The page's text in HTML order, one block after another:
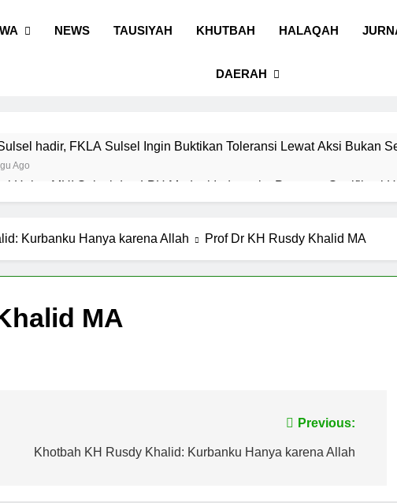
Sulawesi Selatan
NEWS TAUSIYAH KHUTBAH HALAQAH
DAERAH
hadir, FKLA Sulsel Ingin Buktikan Toleransi Lewat Aksi Bukan
Ago
Hebat MUI Sulsel dan LPH Madani Indonesia: Percepat Sertifikasi
Dakwah Digital, Gubernur Sulsel Beri Motor untuk Tim Media
hingga Pangan Modern, MUI Sulsel: Penetapan Halal Butuh
dan LPH Madani Indonesia Tetapkan Empat Pelaku Usaha Halal
Ago
MUI Sulsel dan LPH Unhas Perkuat Jaminan Produk Halal,
Halal Belum Ada, Bolehkah Dibeli? MUI Sulsel Jelaskan Batas
Kurbanku Hanya karena Allah Prof Dr KH Rusdy Khalid MA
MA
Previous:
Khotbah KH Rusdy Khalid: Kurbanku Hanya karena Allah